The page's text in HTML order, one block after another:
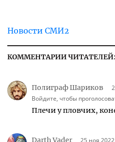
Новости СМИ2
КОММЕНТАРИИ
Полиграф Шариков
Войдите, чтобы
Плечи у пловчих,
Darth Vader
25 ноя